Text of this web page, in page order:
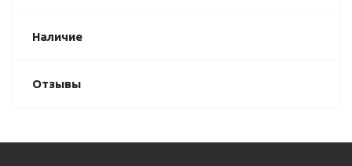
Наличие
Отзывы